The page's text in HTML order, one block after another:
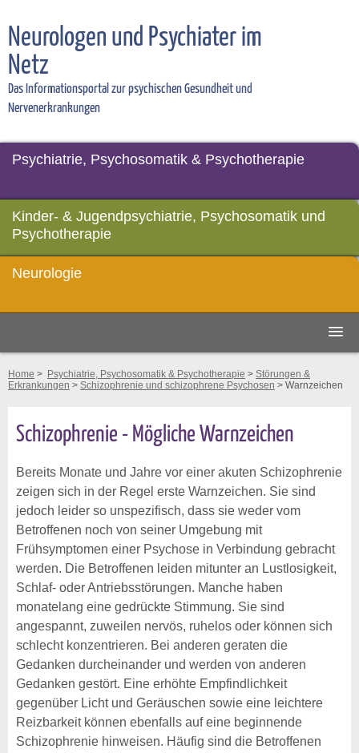
Neurologen und Psychiater im
Netz
Das Informationsportal zur psychischen Gesundheit und
Nervenerkrankungen
Psychiatrie, Psychosomatik & Psychotherapie
Kinder- & Jugendpsychiatrie, Psychosomatik und
Psychotherapie
Neurologie
Home > Psychiatrie, Psychosomatik & Psychotherapie > Störungen &
Erkrankungen > Schizophrenie und schizophrene Psychosen > Warnzeichen
Schizophrenie - Mögliche Warnzeichen
Bereits Monate und Jahre vor einer akuten Schizophrenie
zeigen sich in der Regel erste Warnzeichen. Sie sind
jedoch leider so unspezifisch, dass sie weder vom
Betroffenen noch von seiner Umgebung mit
Frühsymptomen einer Psychose in Verbindung gebracht
werden. Die Betroffenen leiden mitunter an Lustlosigkeit,
Schlaf- oder Antriebsstörungen. Manche haben
monatelang eine gedrückte Stimmung. Sie sind
angespannt, zuweilen nervös, ruhelos oder können sich
schlecht konzentrieren. Bei anderen geraten die
Gedanken durcheinander und werden von anderen
Gedanken gestört. Eine erhöhte Empfindlichkeit
gegenüber Licht und Geräuschen sowie eine leichtere
Reizbarkeit können ebenfalls auf eine beginnende
Schizophrenie hinweisen. Häufig sind die Betroffenen